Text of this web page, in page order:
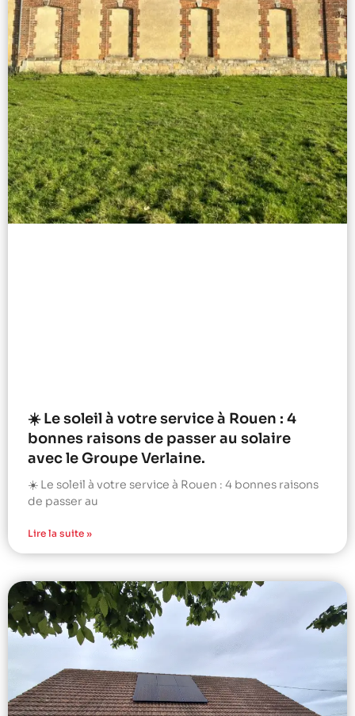
☀️ Le soleil à votre service à Rouen : 4
bonnes raisons de passer au solaire
avec le Groupe Verlaine.
☀️ Le soleil à votre service à Rouen : 4 bonnes raisons
de passer au
Lire la suite »